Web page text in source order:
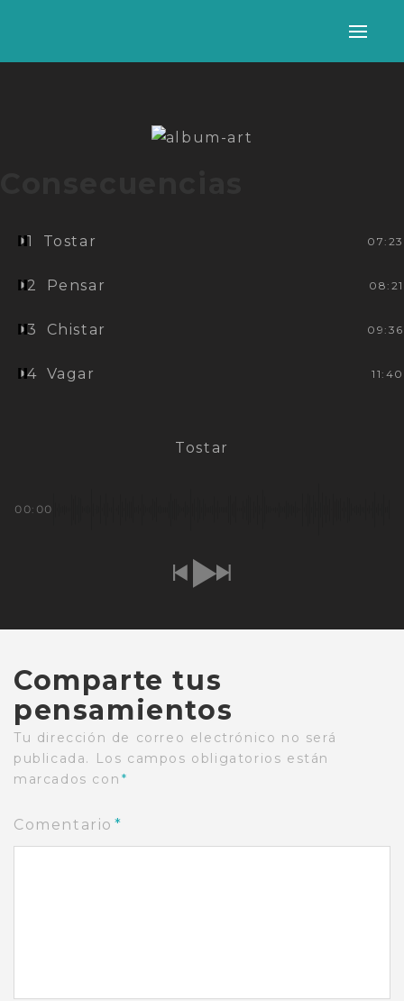
1 Tostar 07:23
2 Pensar 08:21
3 Chistar 09:36
4 Vagar 11:40
Tostar
00:00
Comparte tus
pensamientos
Tu dirección de correo electrónico no será
publicada.
Los campos obligatorios están
marcados con*
Comentario*